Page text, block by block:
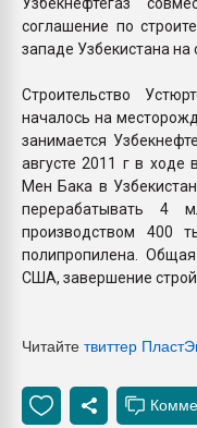
соглашение по
западе Узбекистана
Строительство
началось на
занимается
августе 2011 г в
Мен Бака в
перерабатывать 4
производством 400
полипропилена.
США, завершение
Читайте твиттер